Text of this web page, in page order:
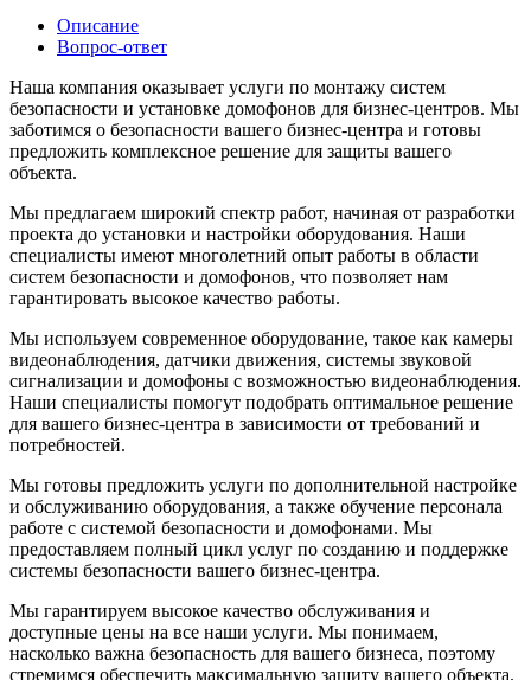
Описание
Вопрос-ответ
Наша компания оказывает услуги по монтажу систем
безопасности и установке домофонов для бизнес-центров. Мы
заботимся о безопасности вашего бизнес-центра и готовы
предложить комплексное решение для защиты вашего
объекта.
Мы предлагаем широкий спектр работ, начиная от разработки
проекта до установки и настройки оборудования. Наши
специалисты имеют многолетний опыт работы в области
систем безопасности и домофонов, что позволяет нам
гарантировать высокое качество работы.
Мы используем современное оборудование, такое как камеры
видеонаблюдения, датчики движения, системы звуковой
сигнализации и домофоны с возможностью видеонаблюдения.
Наши специалисты помогут подобрать оптимальное решение
для вашего бизнес-центра в зависимости от требований и
потребностей.
Мы готовы предложить услуги по дополнительной настройке
и обслуживанию оборудования, а также обучение персонала
работе с системой безопасности и домофонами. Мы
предоставляем полный цикл услуг по созданию и поддержке
системы безопасности вашего бизнес-центра.
Мы гарантируем высокое качество обслуживания и
доступные цены на все наши услуги. Мы понимаем,
насколько важна безопасность для вашего бизнеса, поэтому
стремимся обеспечить максимальную защиту вашего объекта.